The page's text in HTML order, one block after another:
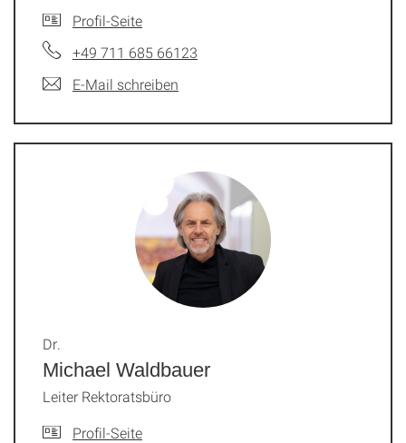
Profil-Seite
+49 711 685 66123
E-Mail schreiben
Michael Waldbauer
Dr.
Leiter Rektoratsbüro
Profil-Seite